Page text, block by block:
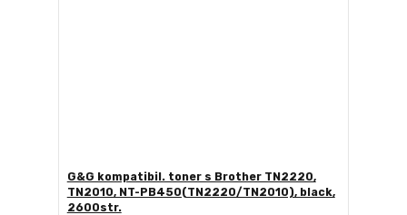
G&G kompatibil. toner s Brother TN2220,
TN2010, NT-PB450(TN2220/TN2010), black,
2600str.